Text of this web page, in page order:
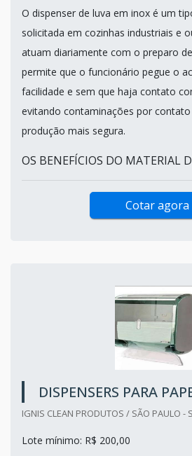
O dispenser de luva em inox é um
solicitada em cozinhas industriais e
atuam diariamente com o preparo
permite que o funcionário pegue o
facilidade e sem que haja contato
evitando contaminações por
produção mais segura.
OS BENEFÍCIOS DO MATERIAL
Cotar agora
DISPENSERS PARA
IGNIS CLEAN PRODUTOS / SÃO PAULO -
Lote mínimo: R$ 200,00